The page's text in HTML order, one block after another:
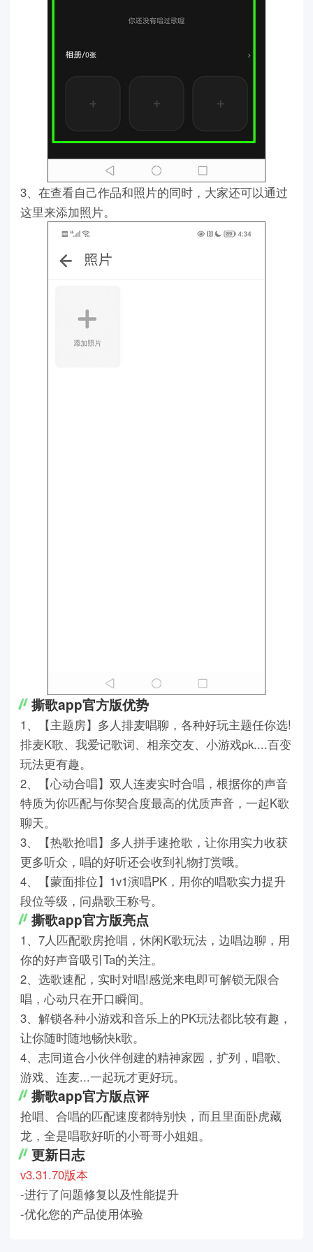
3、在查看自己作品和照片的同时，大家还可以通过
这里来添加照片。
撕歌app官方版优势
1、【主题房】多人排麦唱聊，各种好玩主题任你选!
排麦K歌、我爱记歌词、相亲交友、小游戏pk....百变
玩法更有趣。
2、【心动合唱】双人连麦实时合唱，根据你的声音
特质为你匹配与你契合度最高的优质声音，一起K歌
聊天。
3、【热歌抢唱】多人拼手速抢歌，让你用实力收获
更多听众，唱的好听还会收到礼物打赏哦。
4、【蒙面排位】1v1演唱PK，用你的唱歌实力提升
段位等级，问鼎歌王称号。
撕歌app官方版亮点
1、7人匹配歌房抢唱，休闲K歌玩法，边唱边聊，用
你的好声音吸引Ta的关注。
2、选歌速配，实时对唱!感觉来电即可解锁无限合
唱，心动只在开口瞬间。
3、解锁各种小游戏和音乐上的PK玩法都比较有趣，
让你随时随地畅快k歌。
4、志同道合小伙伴创建的精神家园，扩列，唱歌、
游戏、连麦...一起玩才更好玩。
撕歌app官方版点评
抢唱、合唱的匹配速度都特别快，而且里面卧虎藏
龙，全是唱歌好听的小哥哥小姐姐。
更新日志
v3.31.70版本
-进行了问题修复以及性能提升
-优化您的产品使用体验